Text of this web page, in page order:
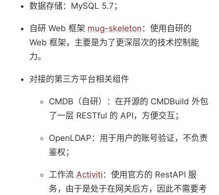
数据存储：MySQL 5.7；
自研 Web 框架 mug-skeleton ：使用自研的
Web 框架，主要是为了更深层次的技术控制能
力。
对接的第三方平台相关组件
CMDB（自研）：在开源的 CMDBuild 外包
了一层 RESTful 的 API，方便交互；
OpenLDAP：用于用户的账号验证，不负责
鉴权；
工作流 Activiti ：使用官方的 RestAPI 服
务，由于是处于在网关后方，因此不需要考